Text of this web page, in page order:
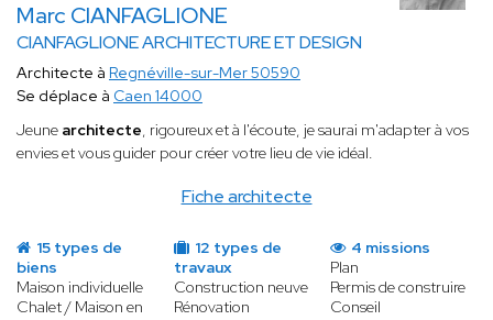
Marc CIANFAGLIONE
CIANFAGLIONE ARCHITECTURE ET DESIGN
Fiche architecte
Architecte à Regnéville-sur-Mer 50590
Se déplace à Caen 14000
Jeune architecte, rigoureux et à l'écoute, je saurai m'adapter à vos
envies et vous guider pour créer votre lieu de vie idéal.
15 types de
biens
Maison individuelle
Chalet / Maison en
12 types de
travaux
Construction neuve
Rénovation
4 missions
Plan
Permis de construire
Conseil